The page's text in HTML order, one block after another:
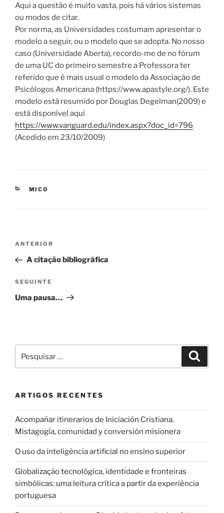
Aqui a questão é muito vasta, pois há vários sistemas
ou modos de citar.
Por norma, as Universidades costumam apresentar o
modelo a seguir, ou o modelo que se adopta. No nosso
caso (Universidade Aberta), recordo-me de no fórum
de uma UC do primeiro semestre a Professora ter
referido que é mais usual o modelo da Associação de
Psicólogos Americana (https://www.apastyle.org/). Este
modelo está resumido por Douglas Degelman(2009) e
está disponível aqui
https://www.vanguard.edu/index.aspx?doc_id=796
(Acedido em 23/10/2009)
CATEGORIAS
MICO
Navegação
artigos
Conteúdo
anterior
ANTERIOR
A citação bibliográfica
Conteúdo
seguinte
SEGUINTE
Uma pausa…
por:
ARTIGOS RECENTES
Acompañar itinerarios de Iniciación Cristiana.
Mistagogía, comunidad y conversión misionera
O uso da inteligência artificial no ensino superior
Globalização tecnológica, identidade e fronteiras
simbólicas: uma leitura crítica a partir da experiência
portuguesa